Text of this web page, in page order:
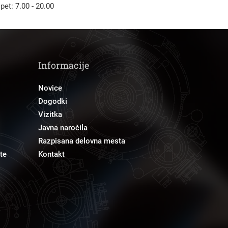
7.00 - 20.00
Informacije
Novice
Dogodki
Vizitka
Javna naročila
Razpisana delovna mesta
Kontakt